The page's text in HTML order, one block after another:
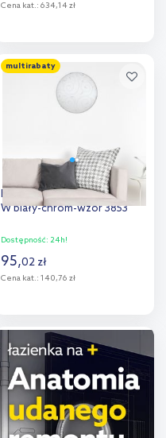
Cena kat.: 634,14 zł
Dodaj do
porównania
multirabaty
Rabalux Harmony plafon 2x60
W biały-chrom-wzór 3853
Dostępność: 24h!
95,02 zł
Cena kat.: 140,76 zł
Dodaj do
porównania